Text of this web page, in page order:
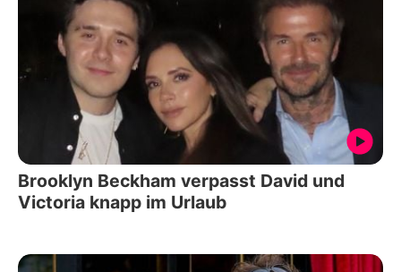
Brooklyn Beckham verpasst David und
Victoria knapp im Urlaub